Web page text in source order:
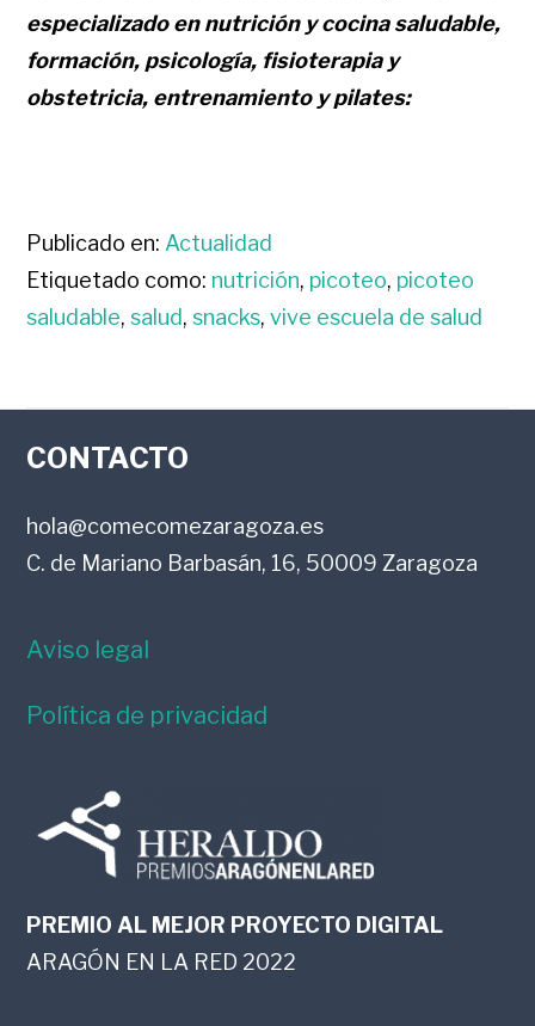
especializado en nutrición y cocina saludable,
formación, psicología, fisioterapia y
obstetricia, entrenamiento y pilates:
Publicado en: Actualidad
Etiquetado como: nutrición, picoteo, picoteo
saludable,salud,snacks,vive escuela de salud
FOOTER
CONTACTO
hola@comecomezaragoza.es
C. de Mariano Barbasán, 16, 50009 Zaragoza
Aviso legal
Política de privacidad
PREMIO AL MEJOR PROYECTO DIGITAL
ARAGÓN EN LA RED 2022